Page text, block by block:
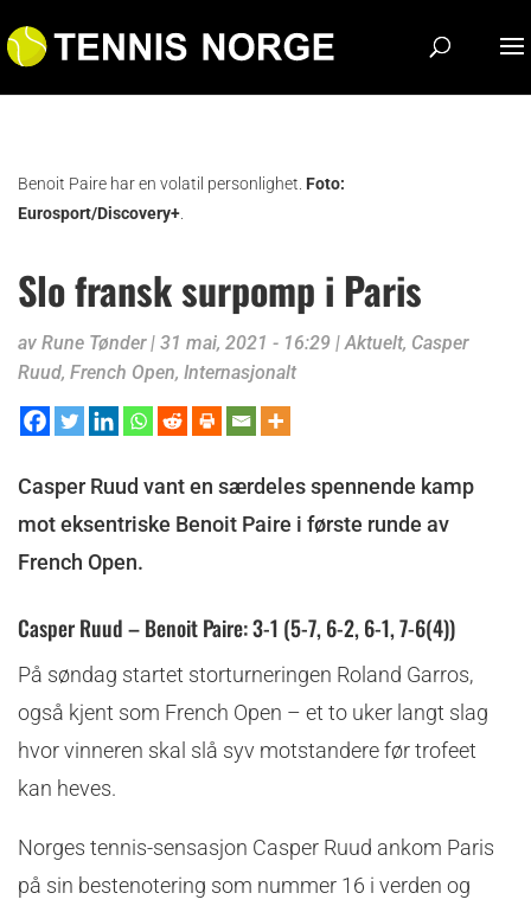
Benoit Paire har en volatil personlighet. Foto:
Eurosport/Discovery+
Slo fransk surpomp i Paris
av Rune Tønder| 31 mai, 2021 - 16:29 |Aktuelt, Casper
Ruud, French Open, Internasjonalt
Casper Ruud vant en særdeles spennende kamp
mot eksentriske Benoit Paire i første runde av
French Open.
Casper Ruud – Benoit Paire: 3-1 (5-7, 6-2, 6-1, 7-6(4))
På søndag startet storturneringen Roland Garros,
også kjent som French Open – et to uker langt slag
hvor vinneren skal slå syv motstandere før trofeet
kan heves.
Norges tennis-sensasjon Casper Ruud ankom Paris
på sin bestenotering som nummer 16 i verden og